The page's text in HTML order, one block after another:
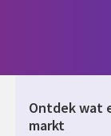
Ontdek wat
markt